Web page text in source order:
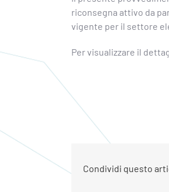
riconsegna attivo da
vigente per il settore
Per visualizzare il
Condividi questo